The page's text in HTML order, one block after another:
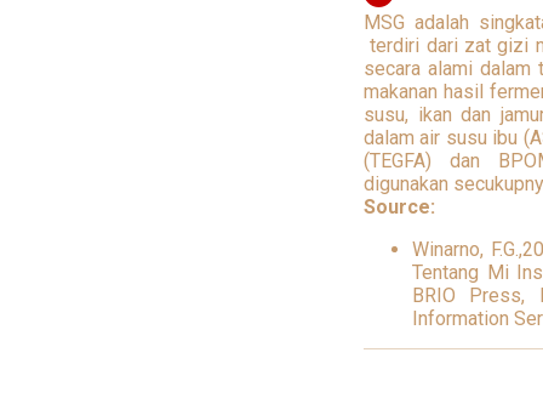
MSG adalah
terdiri dari zat gizi
secara alami dalam
makanan hasil
susu, ikan dan
dalam air susu ibu
(TEGFA) dan
digunakan
Source:
Winarno,
Tentang Mi
BRIO Press,
Information